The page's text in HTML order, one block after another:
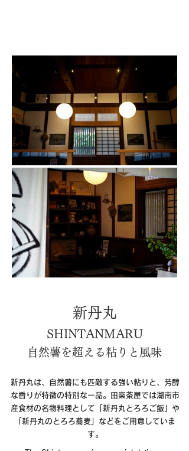
新丹丸
SHINTANMARU
自然薯を超える粘りと風味
新丹丸は、自然薯にも匹敵する強い粘りと、芳醇
な香りが特徴の特別な一品。田楽茶屋では湖南市
産食材の名物料理として「新丹丸とろろご飯」や
「新丹丸のとろろ蕎麦」などをご用意していま
す。